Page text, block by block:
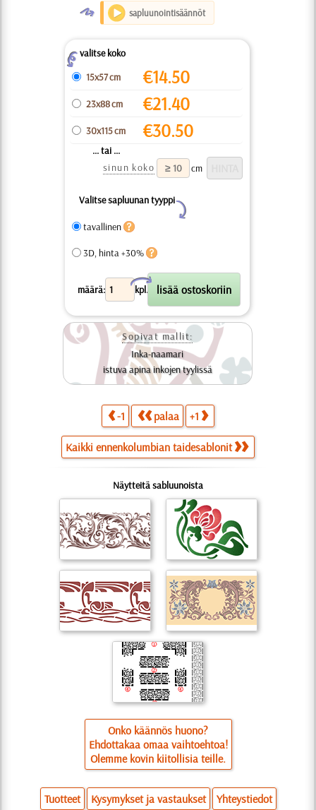
O sapluunointisäännöt
Zvalitse koko
15x57 cm
€14.50
23x88 cm €21.40
30x115 cm €30.50
... tai ...
sinun koko
cm
Valitse sapluunan tyyppi
Y
tavallinen
3D, hinta +30%
määrä: kpl.
X
Sopivat mallit:
Inka-naamari
istuva apina inkojen tyylissä
-1 palaa +1
Kaikki ennenkolumbian taidesablonit
Näytteitä sabluunoista
Onko käännös huono?
Ehdottakaa omaa vaihtoehtoa!
Olemme kovin kiitollisia teille.
Tuotteet Kysymykset ja vastaukset Yhteystiedot